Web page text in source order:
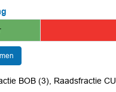
BOB (3), Raadsfractie CU